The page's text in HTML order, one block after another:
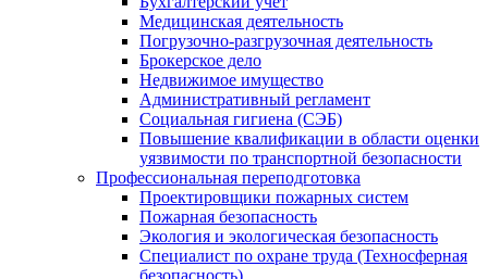
Медицинская деятельность
Погрузочно-разгрузочная деятельность
Брокерское дело
Недвижимое имущество
Административный регламент
Социальная гигиена (СЭБ)
Повышение квалификации в области оценки
уязвимости по транспортной безопасности
Профессиональная переподготовка
Проектировщики пожарных систем
Пожарная безопасность
Экология и экологическая безопасность
Специалист по охране труда (Техносферная
безопасность)